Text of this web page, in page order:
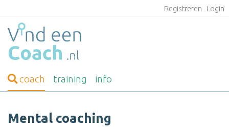
Registreren Login
coach training info
Mental coaching